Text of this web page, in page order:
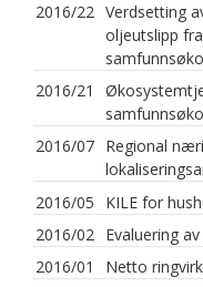
2016/22 Verdsetting
oljeutslipp
2016/21
2016/07 Regional
2016/05
KILE for
2016/02
Evaluering
2016/01
Netto